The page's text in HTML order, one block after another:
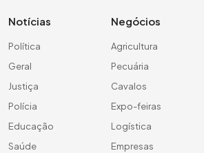
Notícias
Política
Geral
Justiça
Polícia
Educação
Saúde
Negócios
Agricultura
Pecuária
Cavalos
Expo-feiras
Logística
Empresas